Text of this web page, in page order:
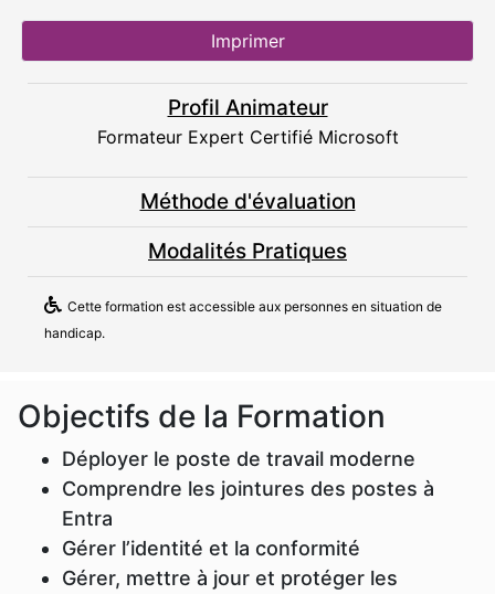
Objectifs de la Formation
Déployer le poste de travail moderne
Comprendre les jointures des postes à
Entra
Gérer l’identité et la conformité
Gérer, mettre à jour et protéger les
Imprimer
Profil Animateur
Formateur Expert Certifié Microsoft
Méthode d'évaluation
Modalités Pratiques
Cette formation est accessible aux personnes en situation de
handicap.